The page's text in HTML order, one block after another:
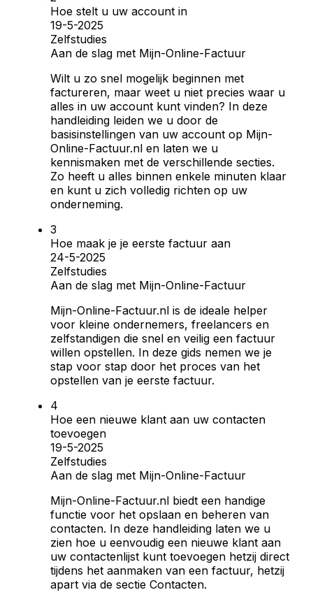
Hoe stelt u uw account in
19-5-2025
Zelfstudies
Aan de slag met Mijn-Online-Factuur
Wilt u zo snel mogelijk beginnen met
factureren, maar weet u niet precies waar u
alles in uw account kunt vinden? In deze
handleiding leiden we u door de
basisinstellingen van uw account op Mijn-
Online-Factuur.nl en laten we u
kennismaken met de verschillende secties.
Zo heeft u alles binnen enkele minuten klaar
en kunt u zich volledig richten op uw
onderneming.
Hoe maak je je eerste factuur aan
24-5-2025
Zelfstudies
Aan de slag met Mijn-Online-Factuur
Mijn-Online-Factuur.nl is de ideale helper
voor kleine ondernemers, freelancers en
zelfstandigen die snel en veilig een factuur
willen opstellen. In deze gids nemen we je
stap voor stap door het proces van het
opstellen van je eerste factuur.
Hoe een nieuwe klant aan uw contacten
toevoegen
19-5-2025
Zelfstudies
Aan de slag met Mijn-Online-Factuur
Mijn-Online-Factuur.nl biedt een handige
functie voor het opslaan en beheren van
contacten. In deze handleiding laten we u
zien hoe u eenvoudig een nieuwe klant aan
uw contactenlijst kunt toevoegen hetzij direct
tijdens het aanmaken van een factuur, hetzij
apart via de sectie Contacten.